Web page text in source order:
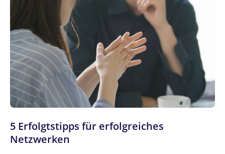
5 Erfolgtstipps für erfolgreiches
Netzwerken